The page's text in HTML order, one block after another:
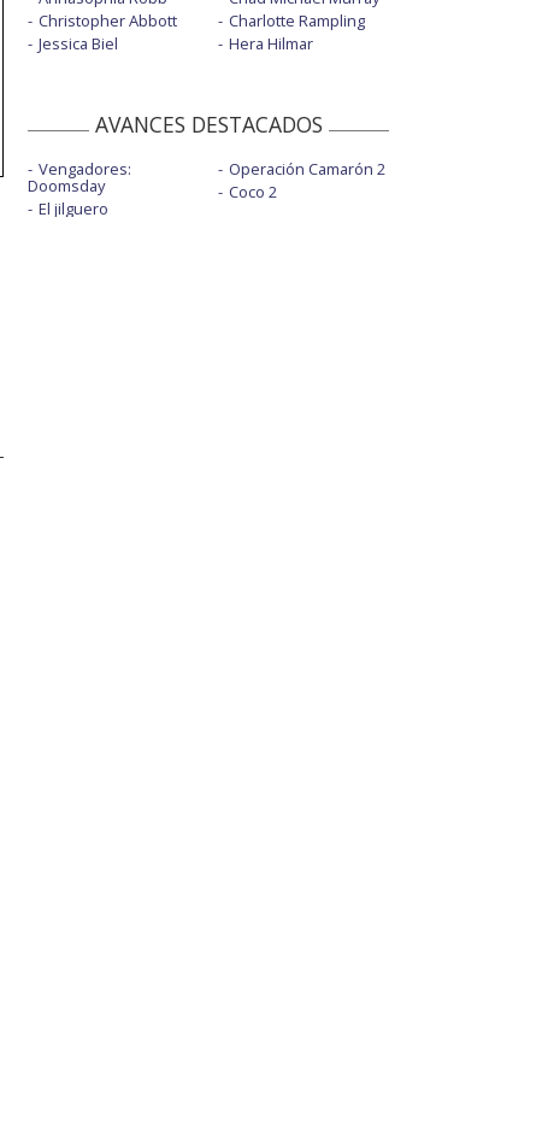
Christopher Abbott
Jessica Biel
Charlotte Rampling
Hera Hilmar
AVANCES DESTACADOS
Vengadores:
Doomsday
El jilguero
Operación Camarón 2
Coco 2